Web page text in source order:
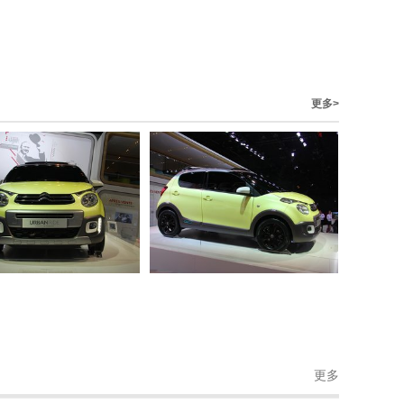
更多>
更多